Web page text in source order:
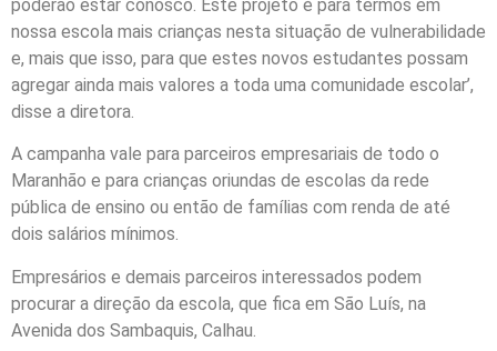
poderão estar conosco. Este projeto é para termos em
nossa escola mais crianças nesta situação de vulnerabilidade
e, mais que isso, para que estes novos estudantes possam
agregar ainda mais valores a toda uma comunidade escolar’,
disse a diretora.
A campanha vale para parceiros empresariais de todo o
Maranhão e para crianças oriundas de escolas da rede
pública de ensino ou então de famílias com renda de até
dois salários mínimos.
Empresários e demais parceiros interessados podem
procurar a direção da escola, que fica em São Luís, na
Avenida dos Sambaquis, Calhau.